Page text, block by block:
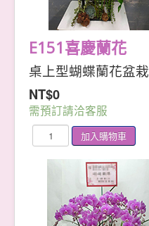
E151喜慶蘭花
桌上型蝴蝶蘭花盆栽
NT$0
需預訂請洽客服